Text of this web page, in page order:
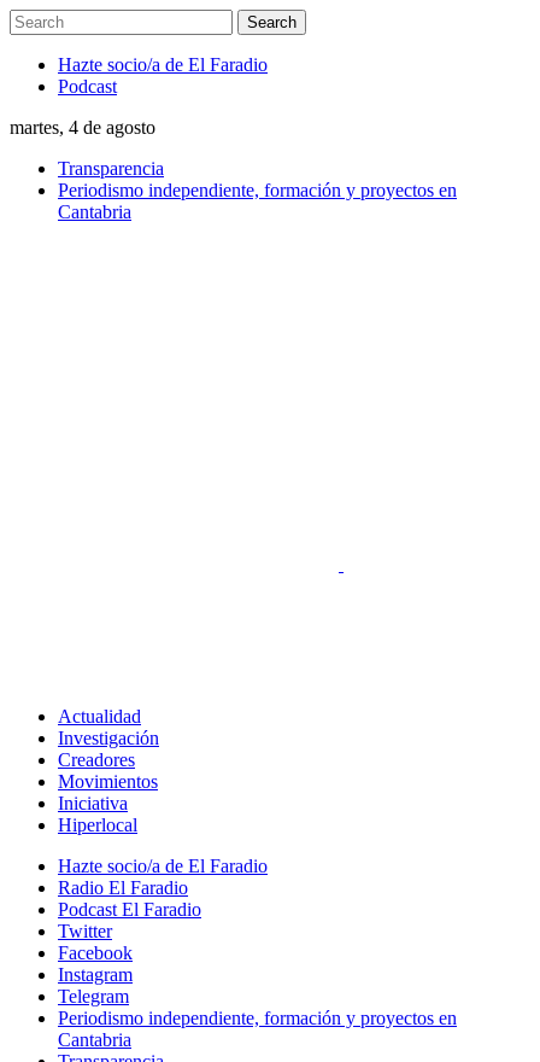
Hazte socio/a de El Faradio
Podcast
martes, 4 de agosto
Transparencia
Periodismo independiente, formación y proyectos en
Cantabria
Actualidad
Investigación
Creadores
Movimientos
Iniciativa
Hiperlocal
Hazte socio/a de El Faradio
Radio El Faradio
Podcast El Faradio
Twitter
Facebook
Instagram
Telegram
Periodismo independiente, formación y proyectos en
Cantabria